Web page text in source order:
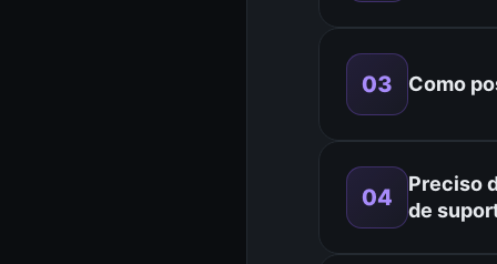
03 Como
04
Preciso
de